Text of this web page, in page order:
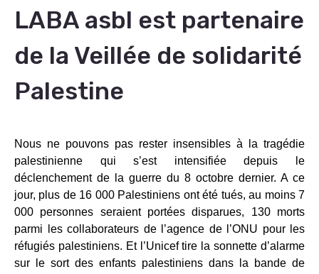
LABA asbl est partenaire
de la Veillée de solidarité
Palestine
Nous ne pouvons pas rester insensibles à la tragédie
palestinienne qui s’est intensifiée depuis le
déclenchement de la guerre du 8 octobre dernier. A ce
jour, plus de 16 000 Palestiniens ont été tués, au moins 7
000 personnes seraient portées disparues, 130 morts
parmi les collaborateurs de l’agence de l’ONU pour les
réfugiés palestiniens. Et l’Unicef tire la sonnette d’alarme
sur le sort des enfants palestiniens dans la bande de